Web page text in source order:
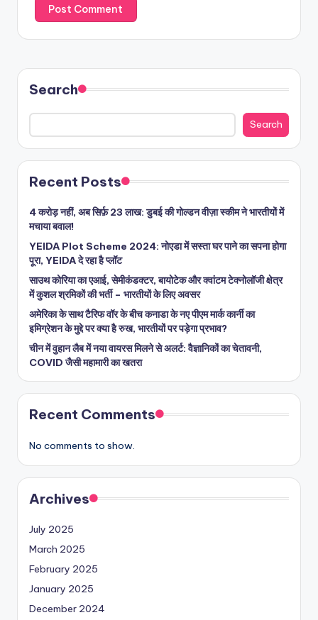
Search
Search
Recent Posts
4 करोड़ नहीं, अब सिर्फ़ 23 लाख: डुबई की गोल्डन वीज़ा स्कीम ने भारतीयों में
मचाया बवाल!
YEIDA Plot Scheme 2024: नोएडा में सस्ता घर पाने का सपना होगा
पूरा, YEIDA दे रहा है प्लॉट
साउथ कोरिया का एआई, सेमीकंडक्टर, बायोटेक और क्वांटम टेक्नोलॉजी क्षेत्र
में कुशल श्रमिकों की भर्ती – भारतीयों के लिए अवसर
अमेरिका के साथ टैरिफ वॉर के बीच कनाडा के नए पीएम मार्क कार्नी का
इमिग्रेशन के मुद्दे पर क्या है रुख, भारतीयों पर पड़ेगा प्रभाव?
चीन में वुहान लैब में नया वायरस मिलने से अलर्ट: वैज्ञानिकों का चेतावनी,
COVID जैसी महामारी का खतरा
Recent Comments
No comments to show.
Archives
July 2025
March 2025
February 2025
January 2025
December 2024